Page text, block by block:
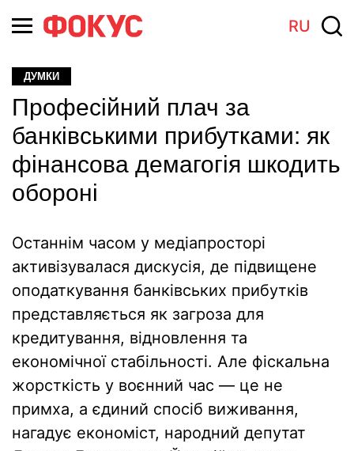
RU
ДУМКИ
Професійний плач за
банківськими прибутками: як
фінансова демагогія шкодить
обороні
Останнім часом у медіапросторі
активізувалася дискусія, де підвищене
оподаткування банківських прибутків
представляється як загроза для
кредитування, відновлення та
економічної стабільності. Але фіскальна
жорсткість у воєнний час — це не
примха, а єдиний спосіб виживання,
нагадує економіст, народний депутат